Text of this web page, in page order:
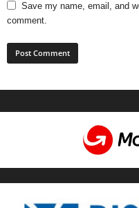
Save my name, email, and
comment.